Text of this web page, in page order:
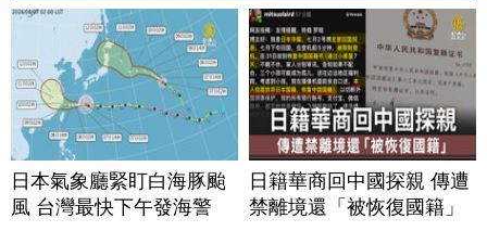
日本氣象廳緊盯白海豚颱
風 台灣最快下午發海警
日籍華商回中國探親 傳遭
禁離境還「被恢復國籍」